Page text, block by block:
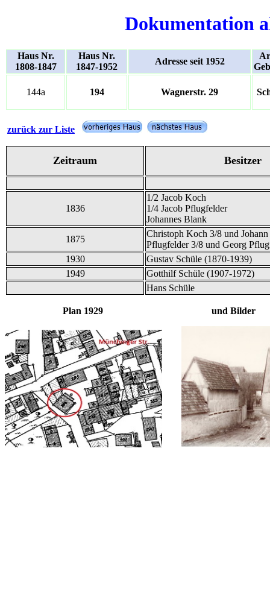
Dokumentation
Haus Nr.
1808-1847
Haus Nr.
1847-1952
Adresse seit 1952
144a 194 Wagnerstr. 29
zurück zur Liste
Zeitraum Besitzer
1836
1/2 Jacob Koch
1/4 Jacob Pflugfelder
Johannes Blank
1875
Christoph Koch 3/8 und
Pflugfelder 3/8 und Georg
1930
Gustav Schüle (1870-1939)
1949
Gotthilf Schüle (1907-1972)
Hans Schüle
Plan 1929 und Bilder